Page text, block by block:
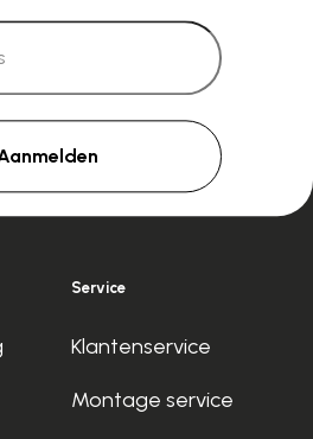
Service
Klantenservice
Montage service